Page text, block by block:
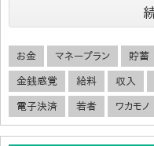
お金 マネープラン 貯蓄
金銭感覚 給料 収入
電子決済 若者 ワカモノ